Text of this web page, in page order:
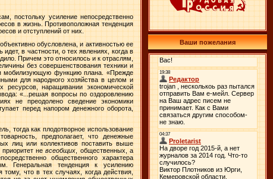
постольку усиление непосредственно
в жизнь. Противоположная тенденция
и отступлений от них.
обусловлена, и активностью ее
в частности, о тех явлениях, когда в
Причем это относилось и к отраслям,
без совершенствования техники и
мобилизующую функцию плана. «Прежде
для народного хозяйства в целом и
ресурсов, наращивании экономической
«...решая вопросы по оздоровлению
не преодолено сведение экономики
перед напором денежного оборота,
, тогда как плодотворное использование
предполагает, что денежные
лиц или коллективов поставить выше
приоритет невсеобщих , общественных, а
общественного характера
Генеральная тенденция к усилению
что в тех случаях, когда действия,
Ваши пожелания